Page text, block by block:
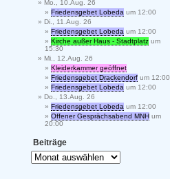
Mo., 10.Aug. 26
Friedensgebet Lobeda um 12:00
Di., 11.Aug. 26
Friedensgebet Lobeda um 12:00
Kirche außer Haus - Stadtplatz um
15:30
Mi., 12.Aug. 26
Kleiderkammer geöffnet
Friedensgebet Drackendorf um 12:00
Friedensgebet Lobeda um 12:00
Do., 13.Aug. 26
Friedensgebet Lobeda um 12:00
Offener Gesprächsabend MNH um
20:00
Beiträge